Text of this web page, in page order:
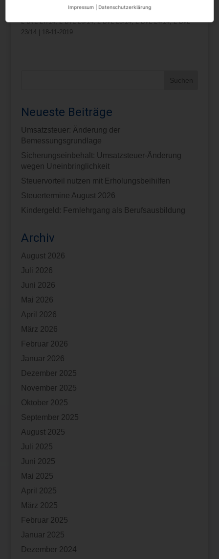
Quelle:Bundesverfassungsgericht | Beschluss | 2 BvL 22/14,
2 BvL 27/14, 2 BvL 26/14, 2 BvL 25/14, 2 BvL 24/14, 2 BvL
23/14 | 18-11-2019
Neueste Beiträge
Umsatzsteuer: Änderung der
Bemessungsgrundlage
Sicherungseinbehalt: Umsatzsteuer-Änderung
wegen Uneinbringlichkeit
Steuervorteil nutzen mit Erholungsbeihilfen
Steuertermine August 2026
Kindergeld: Fernlehrgang als Berufsausbildung
Archiv
August 2026
Juli 2026
Juni 2026
Mai 2026
April 2026
März 2026
Februar 2026
Januar 2026
Dezember 2025
November 2025
Oktober 2025
September 2025
August 2025
Juli 2025
Juni 2025
Mai 2025
April 2025
März 2025
Februar 2025
Januar 2025
Dezember 2024
Impressum Datenschutzerklärung